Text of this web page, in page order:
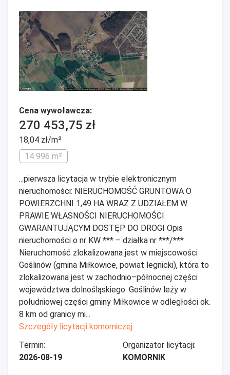
Cena wywoławcza:
270 453,75 zł
18,04 zł/m²
14 996 m²
...pierwsza licytacja w trybie elektronicznym
nieruchomości: NIERUCHOMOŚĆ GRUNTOWA O
POWIERZCHNI 1,49 HA WRAZ Z UDZIAŁEM W
PRAWIE WŁASNOŚCI NIERUCHOMOŚCI
GWARANTUJĄCYM DOSTĘP DO DROGI Opis
nieruchomości o nr KW *** – działka nr ***/***
Nieruchomość zlokalizowana jest w miejscowości
Goślinów (gmina Miłkowice, powiat legnicki), która to
zlokalizowana jest w zachodnio–północnej części
województwa dolnośląskiego. Goślinów leży w
południowej części gminy Miłkowice w odległości ok.
8 km od granicy mi...
Szczegóły licytacji komorniczej
Termin:
2026-08-19
Organizator licytacji:
KOMORNIK